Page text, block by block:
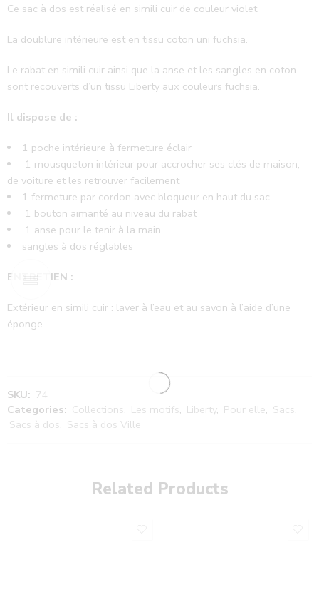
Ce sac à dos est réalisé en simili cuir de couleur violet.
La doublure intérieure est en tissu coton uni fuchsia.
Le rabat en simili cuir ainsi que la anse et les sangles en coton
sont recouverts d’un tissu Liberty aux couleurs fuchsia.
Il dispose de :
1 poche intérieure à fermeture éclair
1 mousqueton intérieur pour accrocher ses clés de maison,
de voiture et les retrouver facilement
1 fermeture par cordon avec bloqueur en haut du sac
1 bouton aimanté au niveau du rabat
1 anse pour le tenir à la main
sangles à dos réglables
ENTRETIEN :
Extérieur en simili cuir : laver à l’eau et au savon à l’aide d’une
éponge.
SKU: 74
Categories: Collections, Les motifs, Liberty, Pour elle, Sacs,
Sacs à dos, Sacs à dos Ville
Related Products